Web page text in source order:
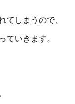
てしまうので、
ていきます。